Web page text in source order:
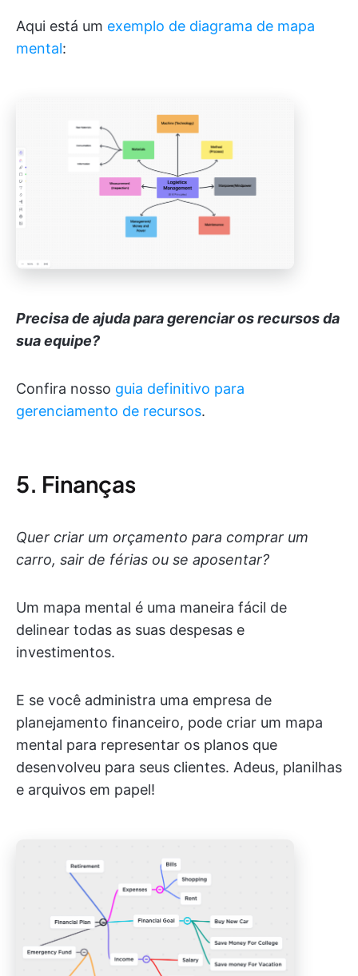
Aqui está um exemplo de diagrama de mapa
mental:
Precisa de ajuda para gerenciar os recursos da
sua equipe?
Confira nosso guia definitivo para
gerenciamento de recursos.
5. Finanças
Quer criar um orçamento para comprar um
carro, sair de férias ou se aposentar?
Um mapa mental é uma maneira fácil de
delinear todas as suas despesas e
investimentos.
E se você administra uma empresa de
planejamento financeiro, pode criar um mapa
mental para representar os planos que
desenvolveu para seus clientes. Adeus, planilhas
e arquivos em papel!